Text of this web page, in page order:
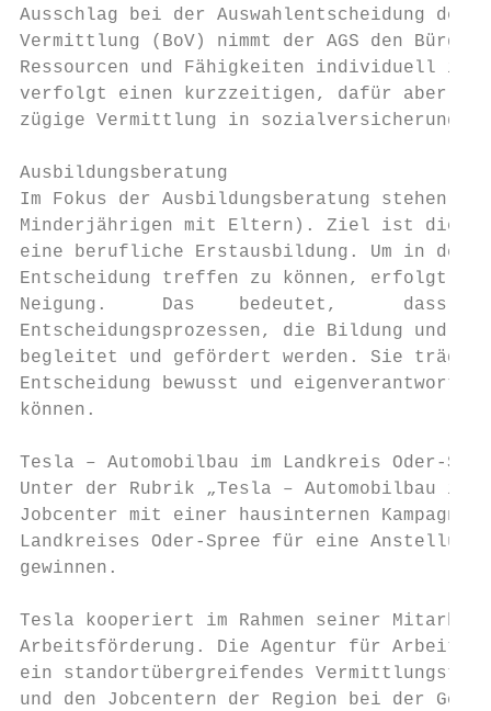
Ausschlag bei der Auswahlentscheidung
Vermittlung (BoV) nimmt der AGS den
Ressourcen und Fähigkeiten individuell in
verfolgt einen kurzzeitigen, dafür aber
zügige Vermittlung in
Ausbildungsberatung
Im Fokus der Ausbildungsberatung stehen
Minderjährigen mit Eltern). Ziel ist die
eine berufliche Erstausbildung. Um in der
Entscheidung treffen zu können, erfolgt
Neigung.     Das    bedeutet,      dass
Entscheidungsprozessen, die Bildung und
begleitet und gefördert werden. Sie trägt
Entscheidung bewusst und
können.
Tesla – Automobilbau im Landkreis Oder-
Unter der Rubrik „Tesla – Automobilbau im
Jobcenter mit einer hausinternen
Landkreises Oder-Spree für eine
gewinnen.
Tesla kooperiert im Rahmen seiner
Arbeitsförderung. Die Agentur für Arbeit hat
ein standortübergreifendes
und den Jobcentern der Region bei der